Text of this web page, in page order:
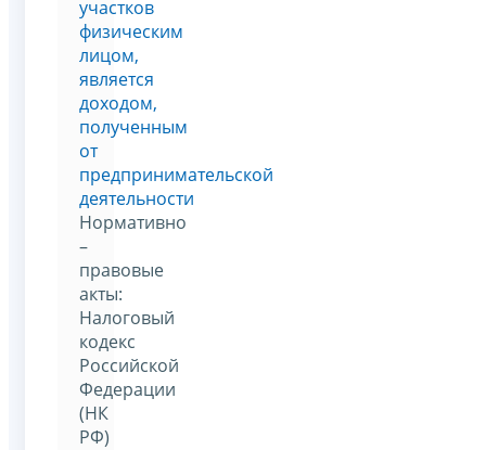
участков
физическим
лицом,
является
доходом,
полученным
от
предпринимательской
деятельности
Нормативно
–
правовые
акты:
Налоговый
кодекс
Российской
Федерации
(НК
РФ)